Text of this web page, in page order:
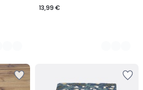
13,99 €